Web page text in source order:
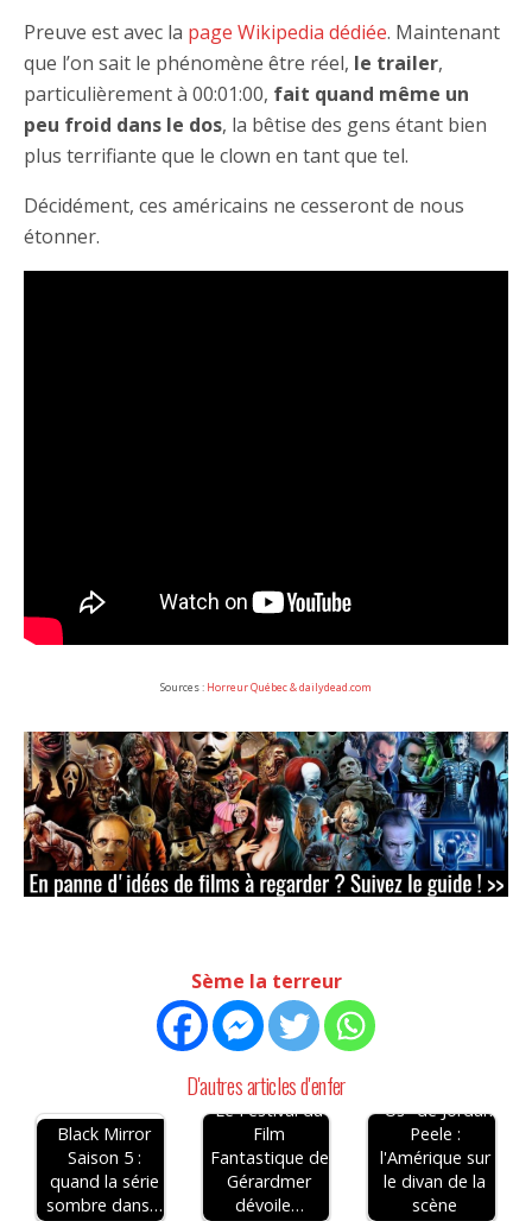
Preuve est avec la page Wikipedia dédiée. Maintenant
que l’on sait le phénomène être réel, le trailer,
particulièrement à 00:01:00, fait quand même un
peu froid dans le dos, la bêtise des gens étant bien
plus terrifiante que le clown en tant que tel.
Décidément, ces américains ne cesseront de nous
étonner.
Sources : Horreur Québec &dailydead.com
Sème la terreur
D'autres articles d'enfer
Black Mirror
Saison 5 :
quand la série
sombre dans…
Le Festival du
Film
Fantastique de
Gérardmer
dévoile…
"Us" de Jordan
Peele :
l'Amérique sur
le divan de la
scène